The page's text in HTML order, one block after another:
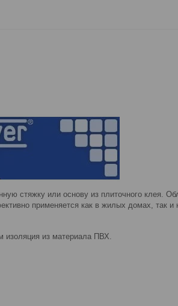
стяжку или основу из плиточного клея.
применяется как в жилых домах, так и
изоляция из материала ПВХ.